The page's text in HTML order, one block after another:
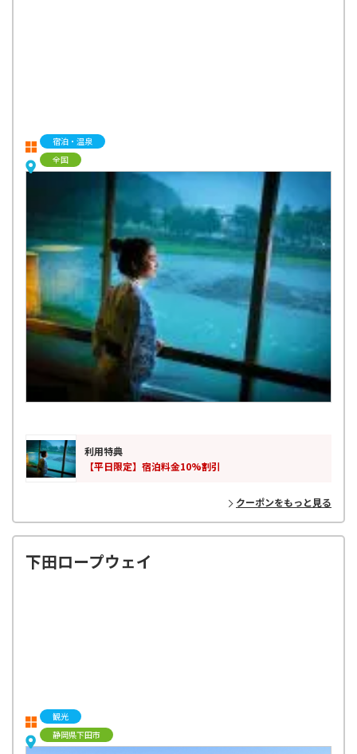
宿泊・温泉
全国
利用特典
【平日限定】宿泊料金10%割引
クーポンをもっと見る
下田ロープウェイ
観光
静岡県下田市